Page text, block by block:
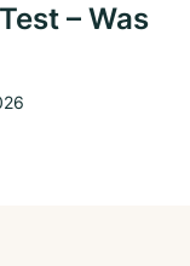
– Was